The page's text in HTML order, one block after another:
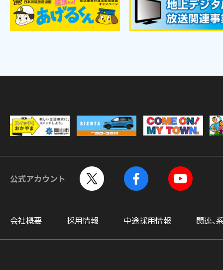
公式アカウント
会社概要 採用情報 中途採用情報 関連、